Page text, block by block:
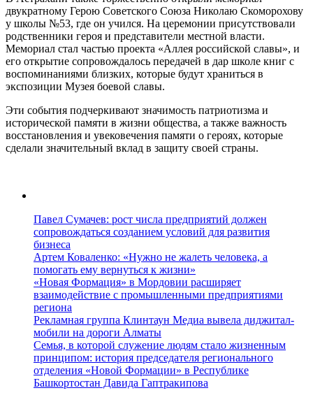
двукратному Герою Советского Союза Николаю Скоморохову
у школы №53, где он учился. На церемонии присутствовали
родственники героя и представители местной власти.
Мемориал стал частью проекта «Аллея российской славы», и
его открытие сопровождалось передачей в дар школе книг с
воспоминаниями близких, которые будут храниться в
экспозиции Музея боевой славы.
Эти события подчеркивают значимость патриотизма и
исторической памяти в жизни общества, а также важность
восстановления и увековечения памяти о героях, которые
сделали значительный вклад в защиту своей страны.
Павел Сумачев: рост числа предприятий должен
сопровождаться созданием условий для развития
бизнеса
Артем Коваленко: «Нужно не жалеть человека, а
помогать ему вернуться к жизни»
«Новая Формация» в Мордовии расширяет
взаимодействие с промышленными предприятиями
региона
Рекламная группа Клинтаун Медиа вывела диджитал-
мобили на дороги Алматы
Семья, в которой служение людям стало жизненным
принципом: история председателя регионального
отделения «Новой Формации» в Республике
Башкортостан Давида Гаптракипова